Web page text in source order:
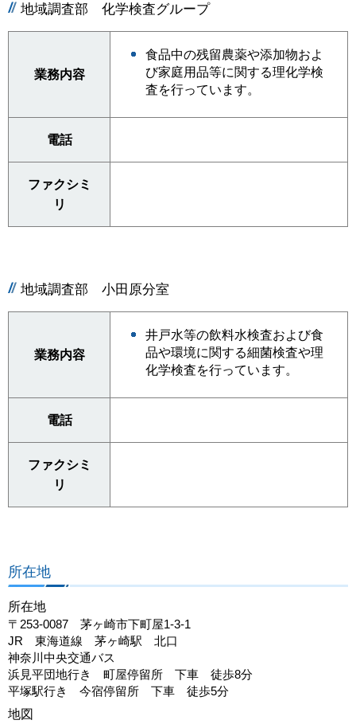
地域調査部 化学検査グループ
業務内容
食品中の残留農薬や添加物およ
び家庭用品等に関する理化学検
査を行っています。
電話
ファクシミ
リ
地域調査部 小田原分室
業務内容
井戸水等の飲料水検査および食
品や環境に関する細菌検査や理
化学検査を行っています。
電話
ファクシミ
リ
所在地
所在地
〒253-0087 茅ヶ崎市下町屋1-3-1
JR 東海道線 茅ヶ崎駅 北口
神奈川中央交通バス
浜見平団地行き 町屋停留所 下車 徒歩8分
平塚駅行き 今宿停留所 下車 徒歩5分
地図